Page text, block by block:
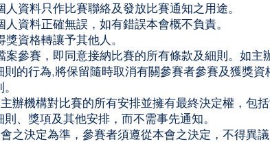
資料只作比賽聯絡及發放比賽通知之用途。
資料正確無誤，如有錯誤本會概不負責。
資格轉讓予其他人。
案參賽，即同意接納比賽的所有條款及細則。如主
則的行為,將保留隨時取消有關參賽者參賽及獲獎資
辦機構對比賽的所有安排並擁有最終決定權，包
、獎項及其他安排，而不需事先通知。
之決定為準，參賽者須遵從本會之決定，不得異議